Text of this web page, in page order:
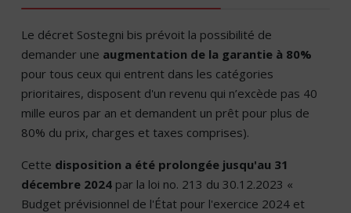
Le décret Sostegni bis prévoit la possibilité de
demander une augmentation de la garantie à 80%
pour tous ceux qui entrent dans les catégories
prioritaires, disposent d'un revenu qui n’excède pas 40
mille euros par an et demandent un prêt pour plus de
80% du prix, charges et taxes comprises).
Cette disposition a été prolongée jusqu'au 31
décembre 2024 par la loi no. 213 du 30.12.2023 «
Budget prévisionnel de l'État pour l'exercice 2024 et